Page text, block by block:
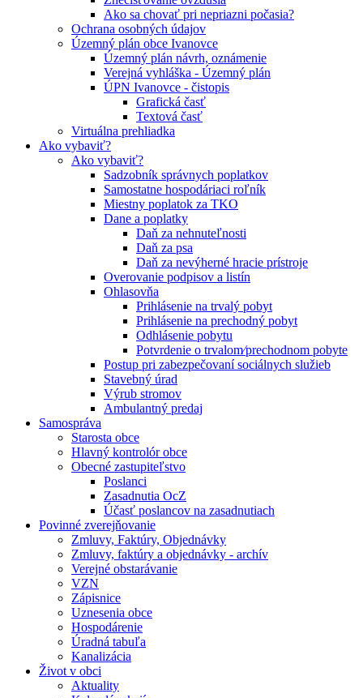
Ako sa chovať pri nepriazni počasia?
Ochrana osobných údajov
Územný plán obce Ivanovce
Územný plán návrh, oznámenie
Verejná vyhláška - Územný plán
ÚPN Ivanovce - čistopis
Grafická časť
Textová časť
Virtuálna prehliadka
Ako vybaviť?
Ako vybaviť?
Sadzobník správnych poplatkov
Samostatne hospodáriaci roľník
Miestny poplatok za TKO
Dane a poplatky
Daň za nehnuteľnosti
Daň za psa
Daň za nevýherné hracie prístroje
Overovanie podpisov a listín
Ohlasovňa
Prihlásenie na trvalý pobyt
Prihlásenie na prechodný pobyt
Odhlásenie pobytu
Potvrdenie o trvalom⁄prechodnom pobyte
Postup pri zabezpečovaní sociálnych služieb
Stavebný úrad
Výrub stromov
Ambulantný predaj
Samospráva
Starosta obce
Hlavný kontrolór obce
Obecné zastupiteľstvo
Poslanci
Zasadnutia OcZ
Účasť poslancov na zasadnutiach
Povinné zverejňovanie
Zmluvy, Faktúry, Objednávky
Zmluvy, faktúry a objednávky - archív
Verejné obstarávanie
VZN
Zápisnice
Uznesenia obce
Hospodárenie
Úradná tabuľa
Kanalizácia
Život v obci
Aktuality